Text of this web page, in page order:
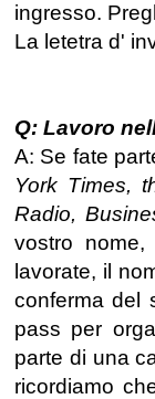
ingresso.
La letetra d'
Q: Lavoro
A: Se fate
York Times,
Radio,
vostro
lavorate, il
conferma del
pass per
parte di una
ricordiamo